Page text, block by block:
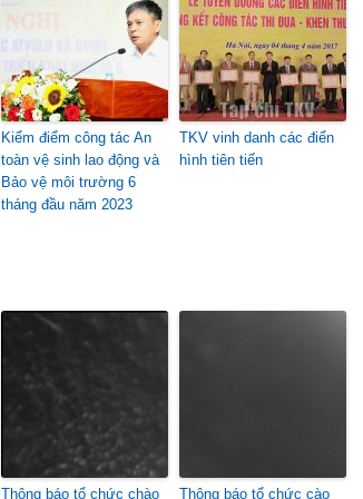
Kiểm điểm công tác An
toàn vệ sinh lao động và
Bảo vệ môi trường 6
tháng đầu năm 2023
TKV vinh danh các điển
hình tiên tiến
Thông báo tổ chức chào Thông báo tổ chức cào